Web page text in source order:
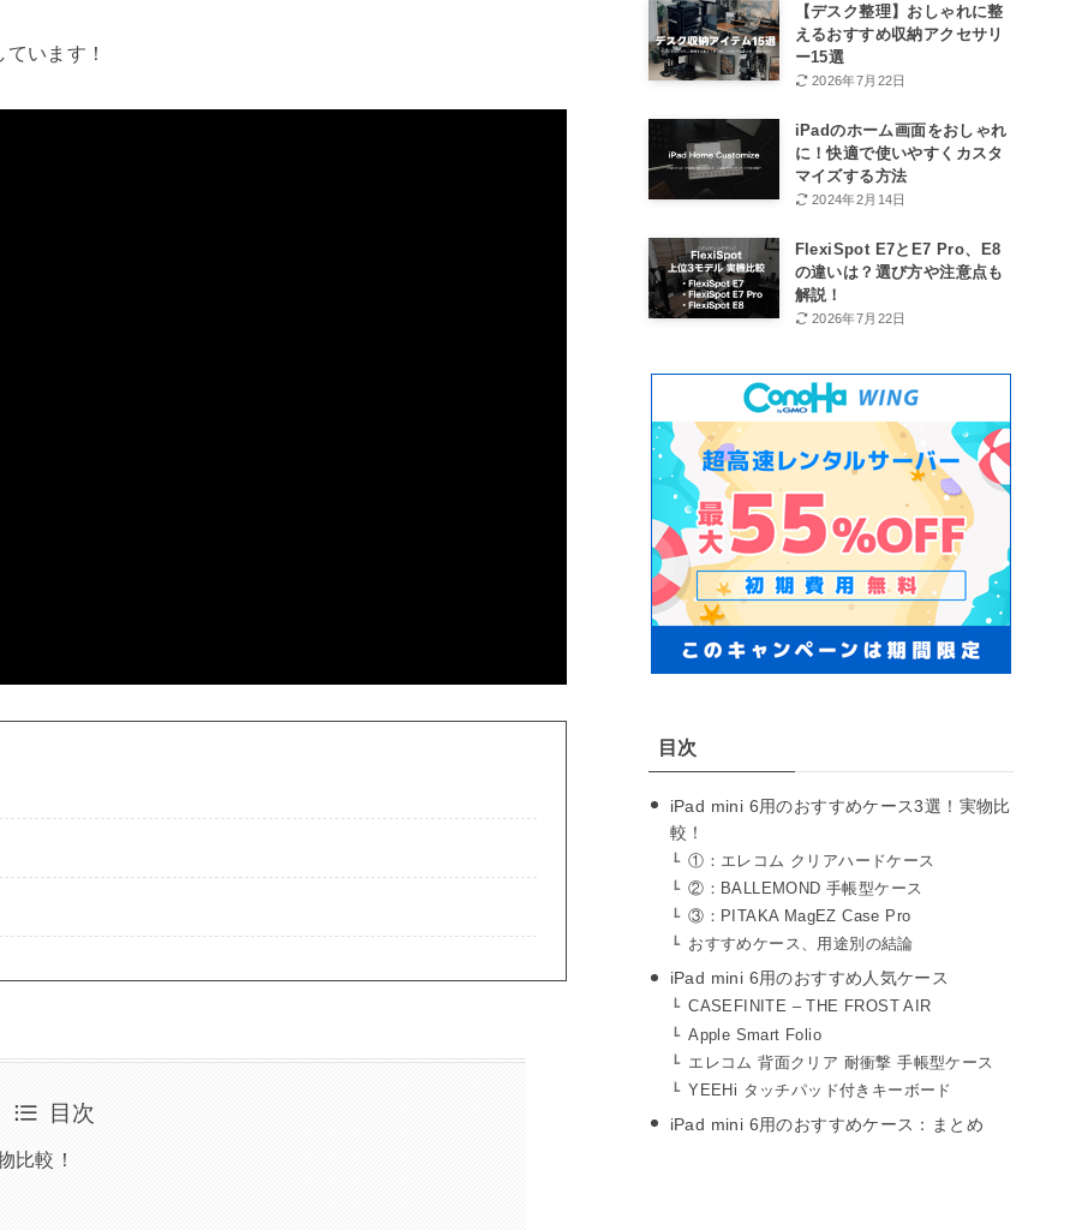
います！
目次
比較！
【デスク整理】おしゃれに整
えるおすすめ収納アクセサリ
ー15選
2026年7月22日
iPadのホーム画面をおしゃれ
に！快適で使いやすくカスタ
マイズする方法
2024年2月14日
FlexiSpot E7とE7 Pro、E8
の違いは？選び方や注意点も
解説！
2026年7月22日
目次
iPad mini 6用のおすすめケース3選！実物比
較！
①：エレコム クリアハードケース
②：BALLEMOND 手帳型ケース
③：PITAKA MagEZ Case Pro
おすすめケース、用途別の結論
iPad mini 6用のおすすめ人気ケース
CASEFINITE – THE FROST AIR
Apple Smart Folio
エレコム 背面クリア 耐衝撃 手帳型ケース
YEEHi タッチパッド付きキーボード
iPad mini 6用のおすすめケース：まとめ